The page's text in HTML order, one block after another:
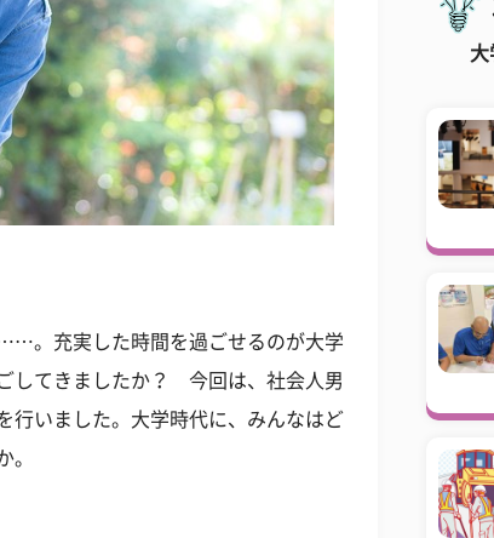
。充実した時間を過ごせるのが大学
してきましたか？ 今回は、社会人男
行いました。大学時代に、みんなはど
。
大